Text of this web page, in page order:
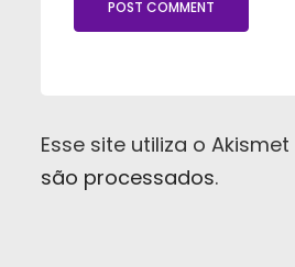
Esse site utiliza o
são processados.